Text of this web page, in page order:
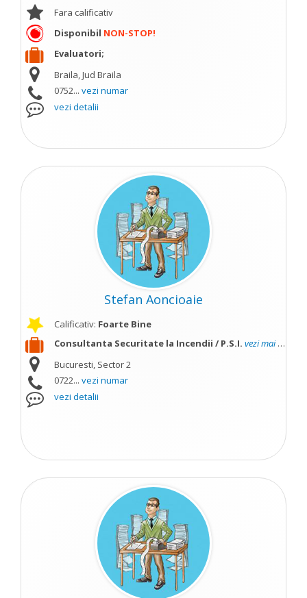
Fara calificativ
Disponibil NON-STOP!
Evaluatori;
Braila, Jud Braila
0752... vezi numar
vezi detalii
Stefan Aoncioaie
Calificativ: Foarte Bine
Consultanta Securitate la Incendii / P.S.I. vezi mai mult
Bucuresti, Sector 2
0722... vezi numar
vezi detalii